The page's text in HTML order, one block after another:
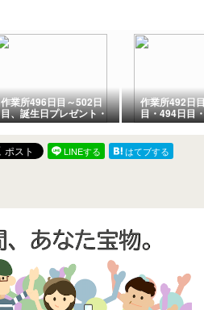
作業所496日目～502日
目、誕生日プレゼント・
更新・頭痛
作業所492日
目・494日目
お給料日
LINEする
はてブする